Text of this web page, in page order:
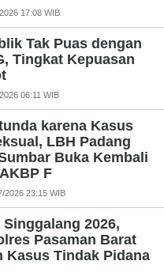
17:08 WIB
Tak Puas dengan
Tingkat Kepuasan
06:11 WIB
karena Kasus
LBH Padang
Buka Kembali
F
2026 23:15 WIB
2026,
Pasaman Barat
Kasus Tindak Pidana